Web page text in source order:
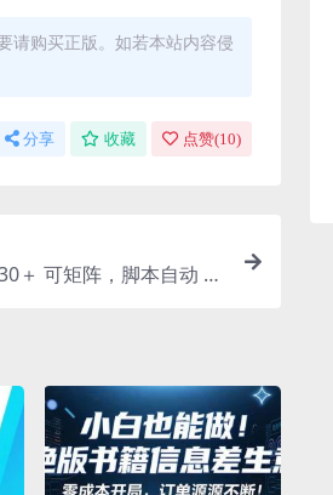
请购买正版。如若本站内容侵
分享 收藏 点赞(10)
＋ 可矩阵，脚本自动 稳